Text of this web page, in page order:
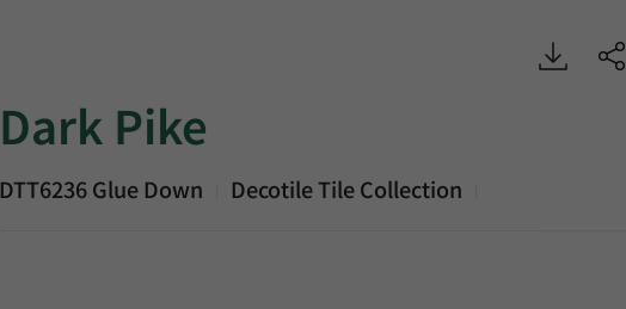
Dark Pike
DTT6236 Glue Down Decotile Tile Collection